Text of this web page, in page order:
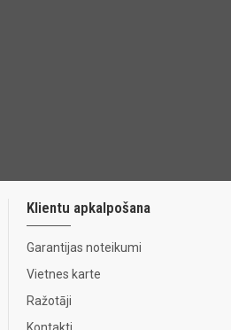
Klientu apkalpošana
Garantijas noteikumi
Vietnes karte
Ražotāji